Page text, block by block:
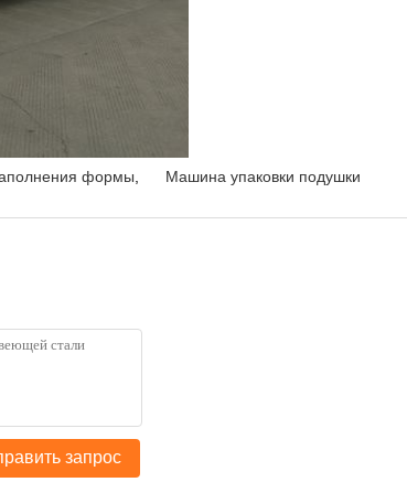
формы Машина упаковки подушки
запрос